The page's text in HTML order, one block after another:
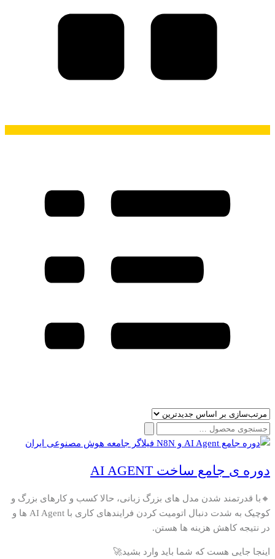
جستجو
برای:
دوره ی جامع ساخت AI AGENT
🔸با قدرتمند شدن مدل های بزرگ زبانی، حالا کسب و کارهای بزرگ و
کوچیک به شدت دنبال اتومیت کردن فرایندهای کاری با AI Agent ها و
در نتیجه کاهش هزینه ها هستن.
اینجا جایی هست که شما باید وارد بشید🚀